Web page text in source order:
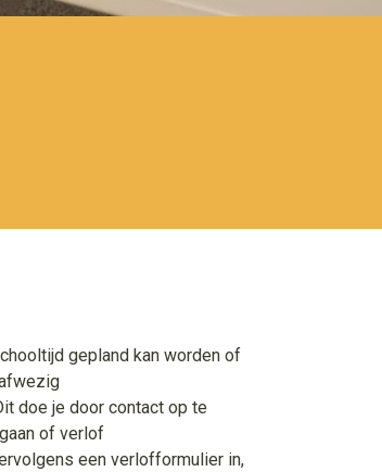
gepland kan worden of
doe je door contact op te
of verlof
een verlofformulier in,